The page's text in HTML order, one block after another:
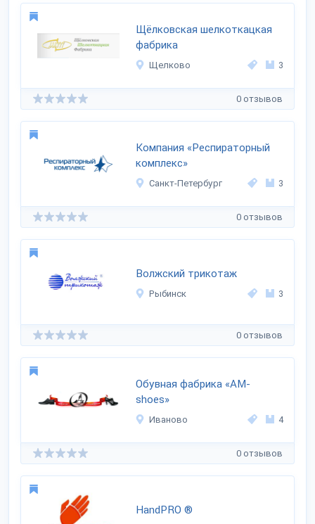
Щёлковская шелкоткацкая
фабрика
Щелково 3
0 отзывов
Компания «Респираторный
комплекс»
Санкт-Петербург 3
0 отзывов
Волжский трикотаж
Рыбинск 3
0 отзывов
Обувная фабрика «AM-
shoes»
Иваново 4
0 отзывов
HandPRO ®